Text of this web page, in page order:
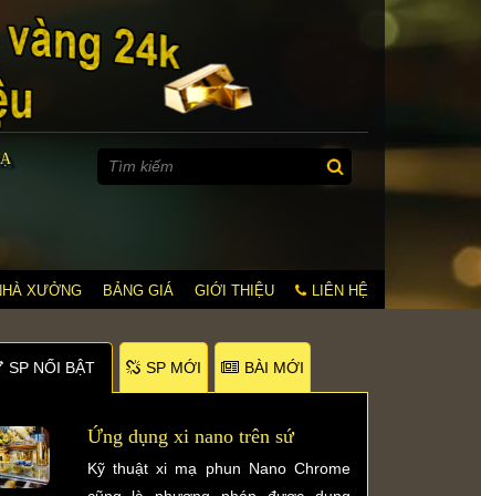
XƯỞNG BẢNG GIÁ GIỚI THIỆU LIÊN HỆ
SP NỐI BẬT SP MỚI BÀI MỚI
Ứng dụng xi nano trên sứ
Kỹ thuật xi mạ phun Nano Chrome